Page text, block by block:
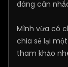
đáng cân
Mình vừa có
chia sẻ lại
tham khảo